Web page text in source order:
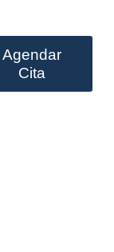
Agendar
Cita